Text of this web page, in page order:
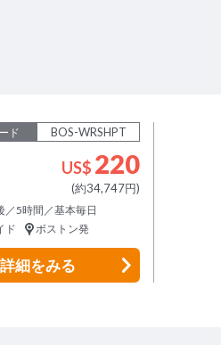
ド BOS-WRSHPT
US$ 220
(約34,747円)
／5時間／基本毎日
ド
ボストン発
詳細をみる